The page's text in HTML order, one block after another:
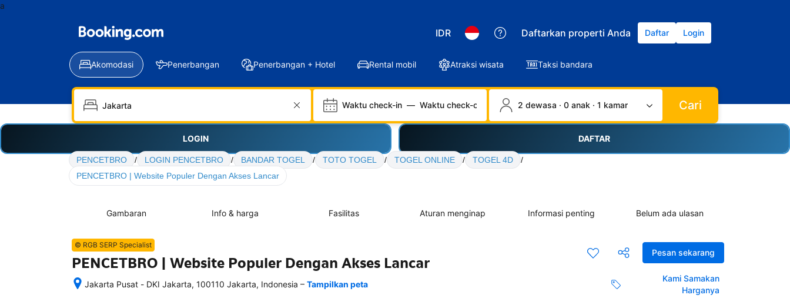
a
IDR Daftarkan properti Anda Daftar Login
Akomodasi Penerbangan Penerbangan + Hotel Rental mobil Atraksi wisata Taksi bandara
Waktu check-in — Waktu check-out 2 dewasa · 0 anak · 1 kamar Cari
LOGIN DAFTAR
PENCETBRO / LOGIN PENCETBRO / BANDAR TOGEL / TOTO TOGEL / TOGEL ONLINE / TOGEL 4D
/
PENCETBRO | Website Populer Dengan Akses Lancar
Gambaran Info & harga Fasilitas Aturan menginap Informasi penting Belum ada ulasan
Pesan sekarang
Kami Samakan
Harganya
© RGB SERP Specialist
PENCETBRO | Website Populer Dengan Akses Lancar
Jakarta Pusat - DKI Jakarta, 100110 Jakarta, Indonesia – Tampilkan peta